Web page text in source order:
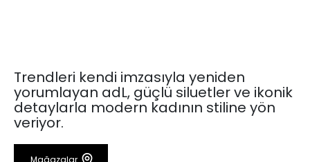
Trendleri kendi imzasıyla yeniden
yorumlayan adL, güçlü siluetler ve ikonik
detaylarla modern kadının stiline yön
veriyor.